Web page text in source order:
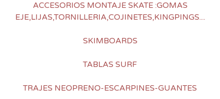
ACCESORIOS MONTAJE SKATE :GOMAS
EJE,LIJAS,TORNILLERIA,COJINETES,KINGPINGS....
SKIMBOARDS
TABLAS SURF
TRAJES NEOPRENO-ESCARPINES-GUANTES